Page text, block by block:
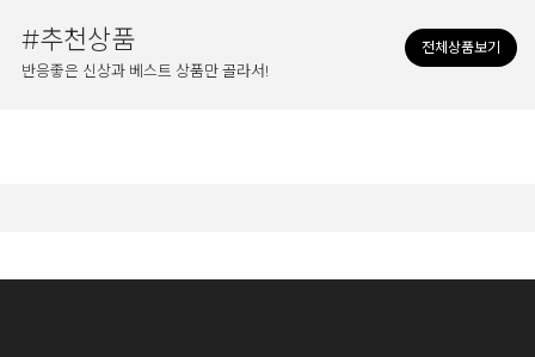
전체상품보기
#추천상품
반응좋은 신상과 베스트 상품만 골라서!